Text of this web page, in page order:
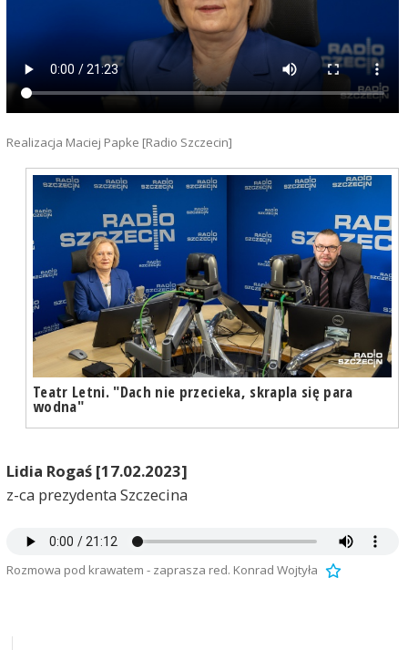
Realizacja Maciej Papke [Radio Szczecin]
Teatr Letni. "Dach nie przecieka, skrapla się para
wodna"
Lidia Rogaś [17.02.2023]
z-ca prezydenta Szczecina
Rozmowa pod krawatem - zaprasza red. Konrad Wojtyła